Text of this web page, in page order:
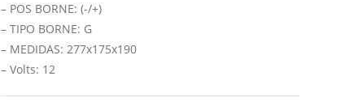
– POS BORNE: (-/+)
– TIPO BORNE: G
– MEDIDAS: 277x175x190
– Volts: 12